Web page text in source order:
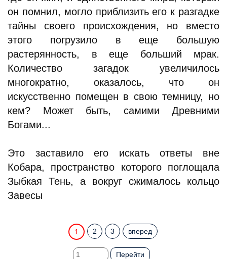
он помнил, могло приблизить его к разгадке
тайны своего происхождения, но вместо
этого погрузило в еще большую
растерянность, в еще больший мрак.
Количество загадок увеличилось
многократно, оказалось, что он
искусственно помещен в свою темницу, но
кем? Может быть, самими Древними
Богами...
Это заставило его искать ответы вне
Кобара, пространство которого поглощала
Зыбкая Тень, а вокруг сжималось кольцо
Завесы
1 2 3 вперед
Перейти